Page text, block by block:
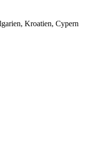
Kroatien, Cypern